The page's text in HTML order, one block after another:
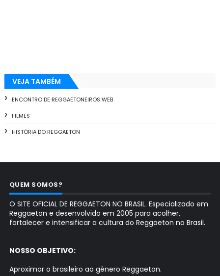
VEJA TAMBÉM
ENCONTRO DE REGGAETONEIROS WEB
FILMES
HISTÓRIA DO REGGAETON
QUEM SOMOS?
O SITE OFICIAL DE REGGAETON NO BRASIL. Especializado em
Reggaeton e desenvolvido em 2005 para acolher,
fortalecer e intensificar a cultura do Reggaeton no Brasil.
NOSSO OBJETIVO:
Aproximar o brasileiro ao gênero Reggaeton.